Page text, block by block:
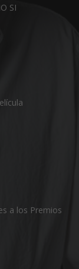
SI
a los Premios